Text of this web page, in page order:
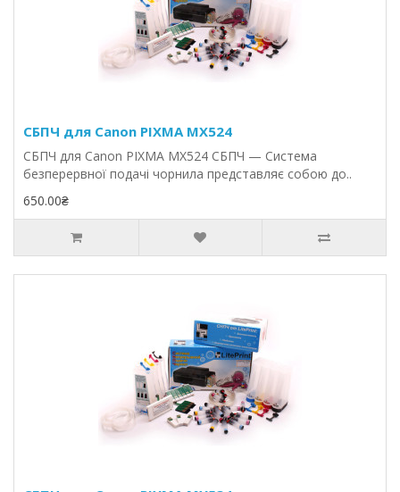
СБПЧ для Canon PIXMA MX524
СБПЧ для Canon PIXMA MX524 СБПЧ — Система
безперервної подачі чорнила представляє собою до..
650.00₴